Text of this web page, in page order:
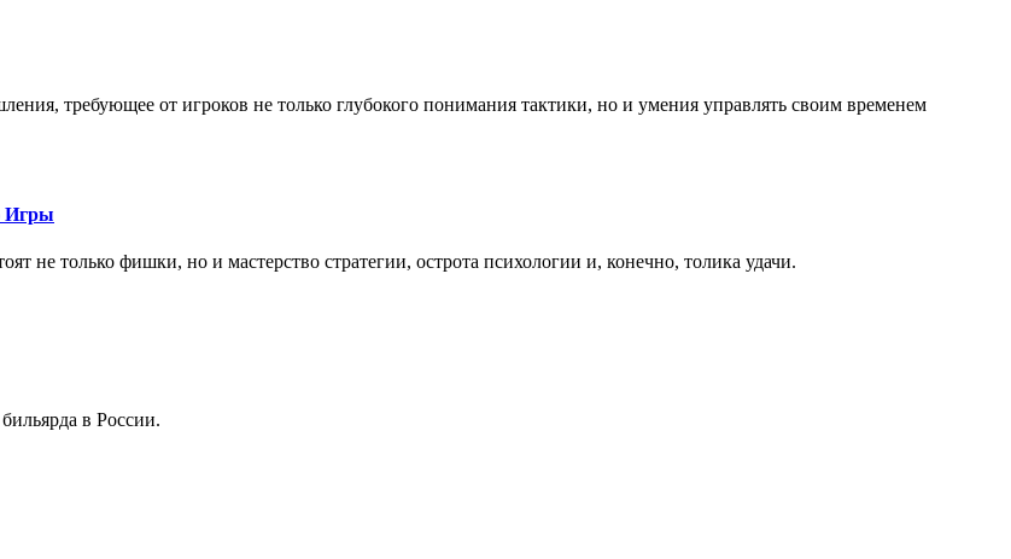
требующее от игроков не только глубокого понимания тактики, но и умения управлять своим временем
Игры
не только фишки, но и мастерство стратегии, острота психологии и, конечно, толика удачи.
в России.